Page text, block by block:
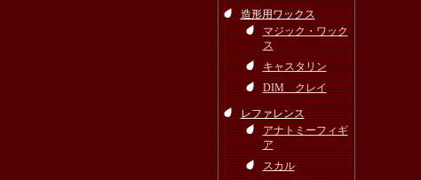
造形用ワックス
マジック・ワック
ス
キャスタリン
DIM クレイ
レファレンス
アナトミーフィギ
ア
スカル